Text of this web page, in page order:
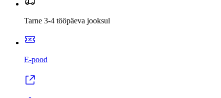
Tarne 3-4 tööpäeva jooksul
E-pood